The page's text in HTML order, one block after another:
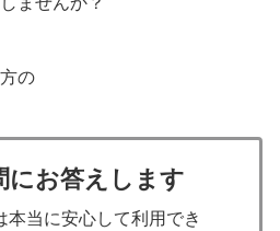
の
にお答えします
本当に安心して利用でき